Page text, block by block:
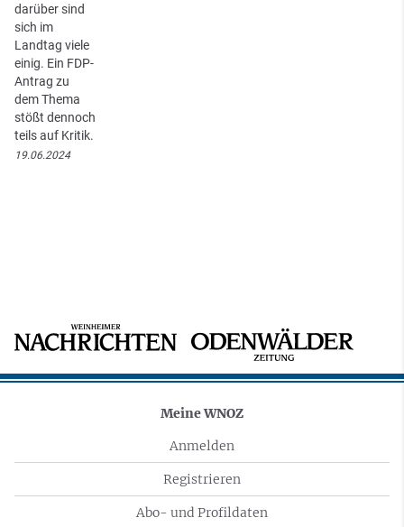
darüber sind
sich im
Landtag viele
einig. Ein FDP-
Antrag zu
dem Thema
stößt dennoch
teils auf Kritik.
19.06.2024
Meine WNOZ
Anmelden
Registrieren
Abo- und Profildaten